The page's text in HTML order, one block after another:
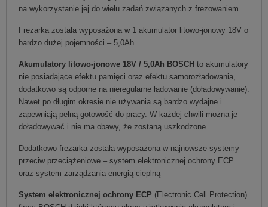
na wykorzystanie jej do wielu zadań związanych z frezowaniem.
Frezarka została wyposażona w 1 akumulator litowo-jonowy 18V o
bardzo dużej pojemności – 5,0Ah.
Akumulatory litowo-jonowe 18V / 5,0Ah BOSCH to akumulatory
nie posiadające efektu pamięci oraz efektu samorozładowania,
dodatkowo są odporne na nieregularne ładowanie (doładowywanie).
Nawet po długim okresie nie używania są bardzo wydajne i
zapewniają pełną gotowość do pracy. W każdej chwili można je
doładowywać i nie ma obawy, że zostaną uszkodzone.
Dodatkowo frezarka została wyposażona w najnowsze systemy
przeciw przeciążeniowe – system elektronicznej ochrony ECP
oraz system zarządzania energią cieplną
System elektronicznej ochrony ECP (Electronic Cell Protection)